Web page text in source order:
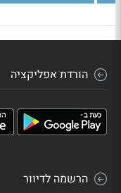
הורדת אפליקציה
הרשמה לדיוור